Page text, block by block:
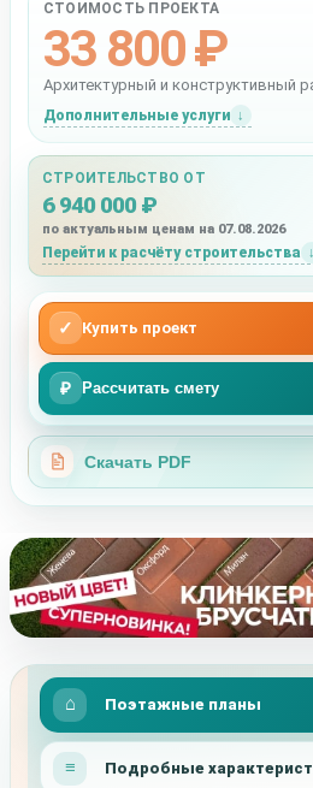
СТОИМОСТЬ ПРОЕКТА
33 800 ₽
Архитектурный и конструктивный
Дополнительные услуги
СТРОИТЕЛЬСТВО ОТ
6 940 000 ₽
по актуальным ценам на 07.08.2026
Перейти к расчёту строительства
✓ Купить проект
₽ Рассчитать смету
Скачать PDF
Поэтажные планы
Подробные